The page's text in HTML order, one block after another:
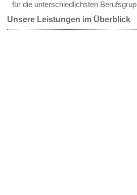
für die unterschiedlichsten
Unsere Leistungen im Überblick